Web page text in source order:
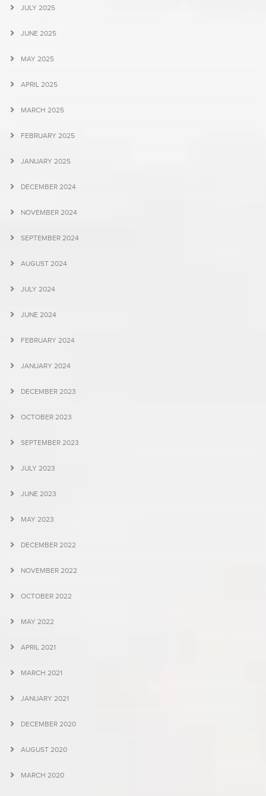
JULY 2025
JUNE 2025
MAY 2025
APRIL 2025
MARCH 2025
FEBRUARY 2025
JANUARY 2025
DECEMBER 2024
NOVEMBER 2024
SEPTEMBER 2024
AUGUST 2024
JULY 2024
JUNE 2024
FEBRUARY 2024
JANUARY 2024
DECEMBER 2023
OCTOBER 2023
SEPTEMBER 2023
JULY 2023
JUNE 2023
MAY 2023
DECEMBER 2022
NOVEMBER 2022
OCTOBER 2022
MAY 2022
APRIL 2021
MARCH 2021
JANUARY 2021
DECEMBER 2020
AUGUST 2020
MARCH 2020